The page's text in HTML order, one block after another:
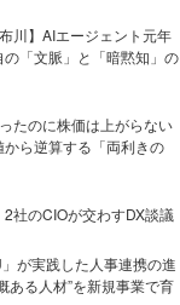
川】AIエージェント元年
「文脈」と「暗黙知」の
たのに株価は上がらない
ら逆算する「両利きの
社のCIOが交わすDX談議
が実践した人事連携の進
ある人材”を新規事業で育